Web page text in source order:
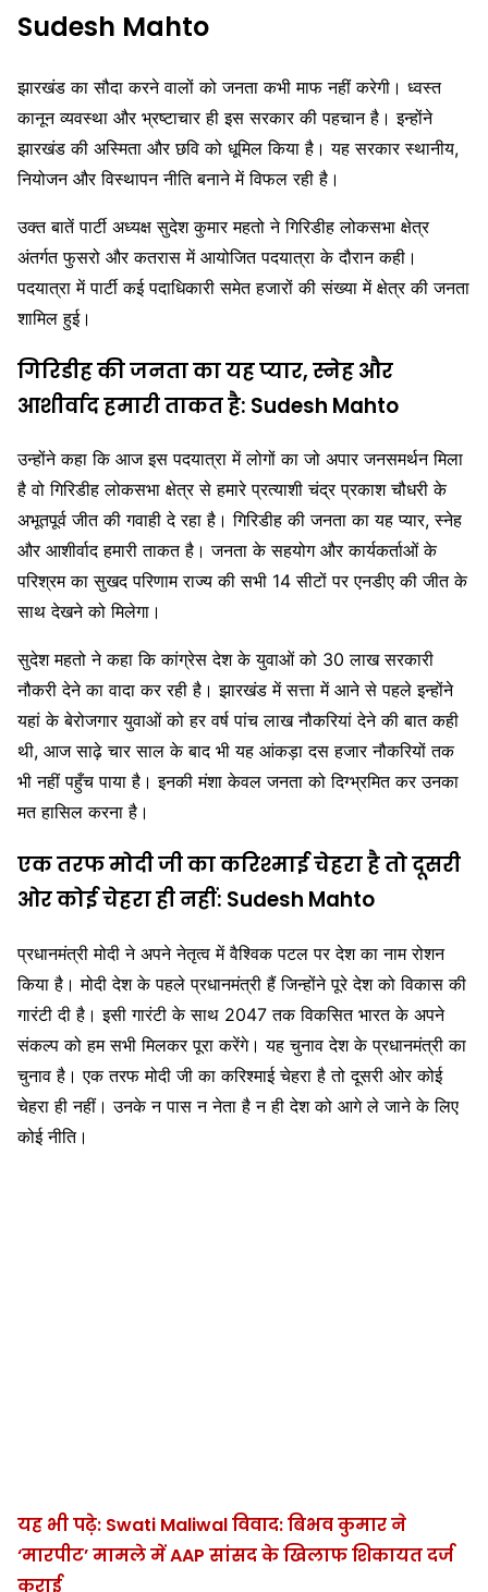
Sudesh Mahto
झारखंड का सौदा करने वालों को जनता कभी माफ नहीं करेगी। ध्वस्त
कानून व्यवस्था और भ्रष्टाचार ही इस सरकार की पहचान है। इन्होंने
झारखंड की अस्मिता और छवि को धूमिल किया है। यह सरकार स्थानीय,
नियोजन और विस्थापन नीति बनाने में विफल रही है।
उक्त बातें पार्टी अध्यक्ष सुदेश कुमार महतो ने गिरिडीह लोकसभा क्षेत्र
अंतर्गत फुसरो और कतरास में आयोजित पदयात्रा के दौरान कही।
पदयात्रा में पार्टी कई पदाधिकारी समेत हजारों की संख्या में क्षेत्र की जनता
शामिल हुई।
गिरिडीह की जनता का यह प्यार, स्नेह और
आशीर्वाद हमारी ताकत है: Sudesh Mahto
उन्होंने कहा कि आज इस पदयात्रा में लोगों का जो अपार जनसमर्थन मिला
है वो गिरिडीह लोकसभा क्षेत्र से हमारे प्रत्याशी चंद्र प्रकाश चौधरी के
अभूतपूर्व जीत की गवाही दे रहा है। गिरिडीह की जनता का यह प्यार, स्नेह
और आशीर्वाद हमारी ताकत है। जनता के सहयोग और कार्यकर्ताओं के
परिश्रम का सुखद परिणाम राज्य की सभी 14 सीटों पर एनडीए की जीत के
साथ देखने को मिलेगा।
सुदेश महतो ने कहा कि कांग्रेस देश के युवाओं को 30 लाख सरकारी
नौकरी देने का वादा कर रही है। झारखंड में सत्ता में आने से पहले इन्होंने
यहां के बेरोजगार युवाओं को हर वर्ष पांच लाख नौकरियां देने की बात कही
थी, आज साढ़े चार साल के बाद भी यह आंकड़ा दस हजार नौकरियों तक
भी नहीं पहुँच पाया है। इनकी मंशा केवल जनता को दिग्भ्रमित कर उनका
मत हासिल करना है।
एक तरफ मोदी जी का करिश्माई चेहरा है तो दूसरी
ओर कोई चेहरा ही नहीं: Sudesh Mahto
प्रधानमंत्री मोदी ने अपने नेतृत्व में वैश्विक पटल पर देश का नाम रोशन
किया है। मोदी देश के पहले प्रधानमंत्री हैं जिन्होंने पूरे देश को विकास की
गारंटी दी है। इसी गारंटी के साथ 2047 तक विकसित भारत के अपने
संकल्प को हम सभी मिलकर पूरा करेंगे। यह चुनाव देश के प्रधानमंत्री का
चुनाव है। एक तरफ मोदी जी का करिश्माई चेहरा है तो दूसरी ओर कोई
चेहरा ही नहीं। उनके न पास न नेता है न ही देश को आगे ले जाने के लिए
कोई नीति।
यह भी पढ़े: Swati Maliwal विवाद: बिभव कुमार ने
‘मारपीट’ मामले में AAP सांसद के खिलाफ शिकायत दर्ज
कराई